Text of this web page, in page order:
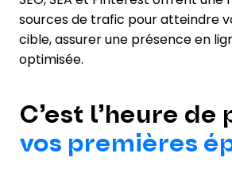
sources de trafic pour atteindre
cible, assurer une présence en
optimisée.
C’est l’heure
vos premières